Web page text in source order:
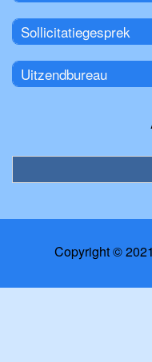
Sollicitatiegesprek
Uitzendbureau
Copyright ©